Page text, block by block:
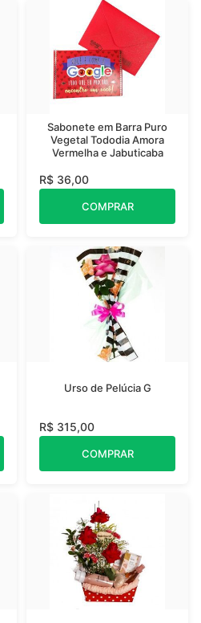
Sabonete em Barra Puro
Vegetal Tododia Amora
Vermelha e Jabuticaba
R$ 36,00
COMPRAR
Urso de Pelúcia G
R$ 315,00
COMPRAR